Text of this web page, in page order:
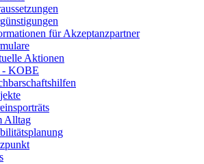
für Akzeptanzpartner
Aktionen
- KOBE
Alltag